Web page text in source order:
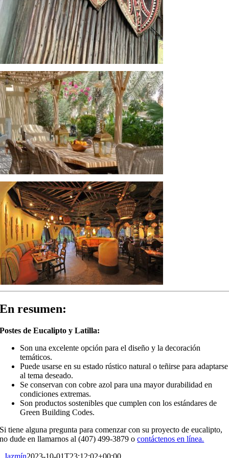
En resumen:
Postes de Eucalipto y Latilla:
Son una excelente opción para el diseño y la decoración
temáticos.
Puede usarse en su estado rústico natural o teñirse para adaptarse
al tema deseado.
Se conservan con cobre azol para una mayor durabilidad en
condiciones extremas.
Son productos sostenibles que cumplen con los estándares de
Green Building Codes.
Si tiene alguna pregunta para comenzar con su proyecto de eucalipto,
no dude en llamarnos al (407) 499-3879 ocontáctenos en línea.
Jazmín2023-10-01T23:12:02+00:00